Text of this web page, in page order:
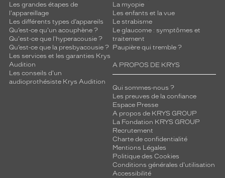
Les grandes étapes de
l'appareillage
Les différents types d’appareils
Qu’est-ce qu'un acouphène ?
Qu'est-ce que l'hyperacousie ?
Qu’est-ce que la presbyacousie ?
Les services et les garanties Krys
Audition
Les conseils d'un
audioprothésiste Krys Audition
La myopie
Les enfants et la vue
Le strabisme
Le glaucome : symptômes et
traitement
Paupière qui tremble ?
A PROPOS DE KRYS
Qui sommes-nous ?
Les preuves de la confiance
Espace Presse
A propos de KRYS GROUP
La Fondation KRYS GROUP
Recrutement
Charte de confidentialité
Mentions Légales
Politique des Cookies
Conditions générales d'utilisation
Accessibilité